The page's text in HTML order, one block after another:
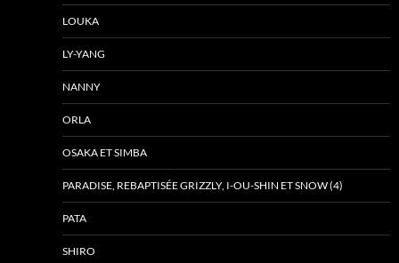
LOUKA
LY-YANG
NANNY
ORLA
OSAKA ET SIMBA
PARADISE, REBAPTISÉE GRIZZLY, I-OU-SHIN ET SNOW (4)
PATA
SHIRO